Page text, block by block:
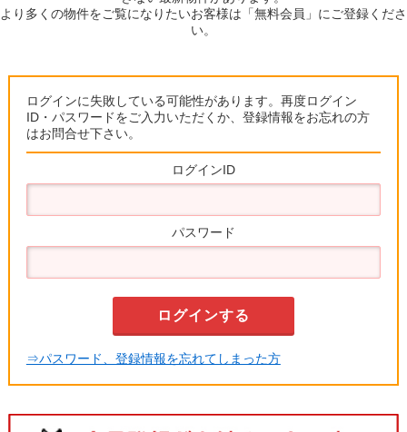
より多くの物件をご覧になりたいお客様は「無料会員」にご登録くださ
い。
ログインに失敗している可能性があります。再度ログイン
ID・パスワードをご入力いただくか、登録情報をお忘れの方
はお問合せ下さい。
ログインID
パスワード
⇒パスワード、登録情報を忘れてしまった方